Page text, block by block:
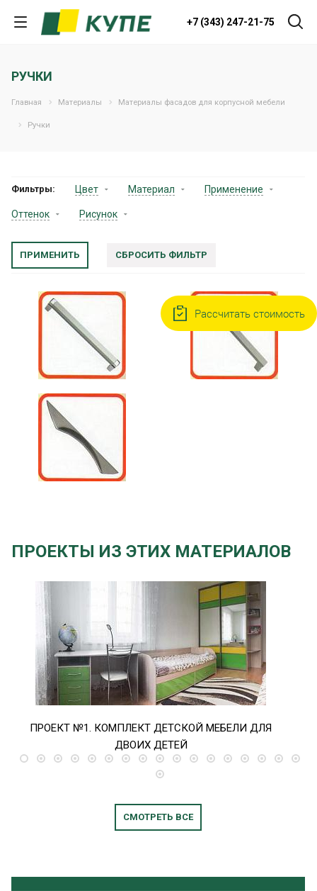
+7 (343) 247-21-75
РУЧКИ
Главная Материалы Материалы фасадов для корпусной мебели
Ручки
Фильтры: Цвет Материал Применение
Оттенок Рисунок
СБРОСИТЬ ФИЛЬТР
ПРОЕКТЫ ИЗ ЭТИХ МАТЕРИАЛОВ
ПРОЕКТ №1. КОМПЛЕКТ ДЕТСКОЙ МЕБЕЛИ ДЛЯ
ДВОИХ ДЕТЕЙ
СМОТРЕТЬ ВСЕ
Рассчитать стоимость